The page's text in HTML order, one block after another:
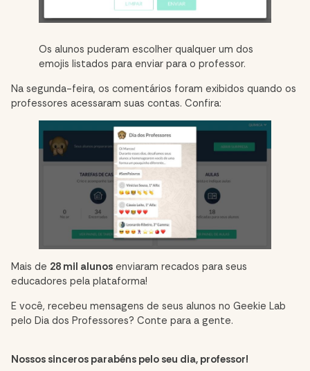
Os alunos puderam escolher qualquer um dos
emojis listados para enviar para o professor.
Na segunda-feira, os comentários foram exibidos quando os
professores acessaram suas contas. Confira:
Mais de 28 mil alunos enviaram recados para seus
educadores pela plataforma!
E você, recebeu mensagens de seus alunos no Geekie Lab
pelo Dia dos Professores? Conte para a gente.
Nossos sinceros parabéns pelo seu dia, professor!